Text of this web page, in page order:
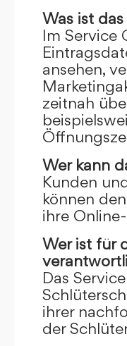
Was ist
Im Service
ansehen,
zeitnah
Wer kann
Kunden
können
ihre
Wer ist für
Das
ihrer
der